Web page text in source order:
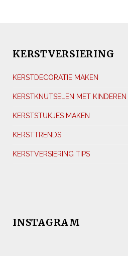
KERSTVERSIERING
KERSTDECORATIE MAKEN
KERSTKNUTSELEN MET KINDEREN
KERSTSTUKJES MAKEN
KERSTTRENDS
KERSTVERSIERING TIPS
INSTAGRAM